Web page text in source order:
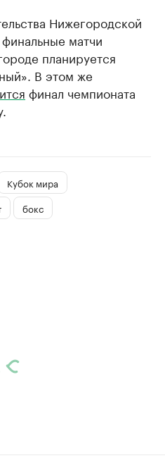
Нижегородской
матчи
планируется
В этом же
финал чемпионата
Кубок мира
бокс